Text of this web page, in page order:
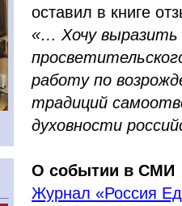
оставил в книге
«… Хочу выразить
работу по
традиций
духовности
О событии в СМИ
Журнал «Россия